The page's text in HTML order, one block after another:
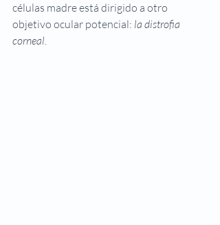
células madre está dirigido a otro
objetivo ocular potencial: la distrofia
corneal.